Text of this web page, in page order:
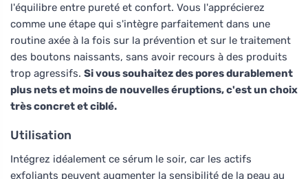
l'équilibre entre pureté et confort. Vous l'apprécierez
comme une étape qui s'intègre parfaitement dans une
routine axée à la fois sur la prévention et sur le traitement
des boutons naissants, sans avoir recours à des produits
trop agressifs. Si vous souhaitez des pores durablement
plus nets et moins de nouvelles éruptions, c'est un choix
très concret et ciblé.
Utilisation
Intégrez idéalement ce sérum le soir, car les actifs
exfoliants peuvent augmenter la sensibilité de la peau au